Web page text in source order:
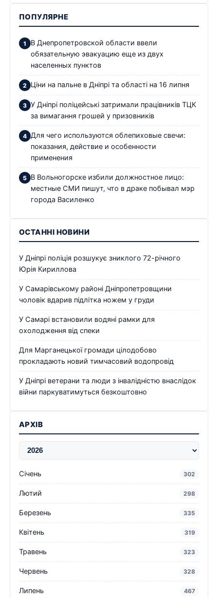
ПОПУЛЯРНЕ
В Днепропетровской области ввели
обязательную эвакуацию еще из двух
населенных пунктов
Ціни на пальне в Дніпрі та області на 16 липня
У Дніпрі поліцейські затримали працівників ТЦК
за вимагання грошей у призовників
Для чего используются облепиховые свечи:
показания, действие и особенности
применения
В Вольногорске избили должностное лицо:
местные СМИ пишут, что в драке побывал мэр
города Василенко
ОСТАННІ НОВИНИ
У Дніпрі поліція розшукує зниклого 72-річного
Юрія Кириллова
У Самарівському районі Дніпропетровщини
чоловік вдарив підлітка ножем у груди
У Самарі встановили водяні рамки для
охолодження від спеки
Для Марганецької громади цілодобово
прокладають новий тимчасовий водопровід
У Дніпрі ветерани та люди з інвалідністю внаслідок
війни паркуватимуться безкоштовно
АРХІВ
Січень 302
Лютий 298
Березень 335
Квітень 319
Травень 323
Червень 328
Липень 467